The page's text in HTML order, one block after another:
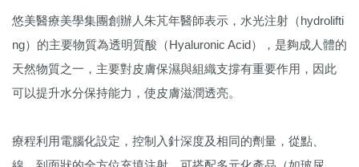
悠美醫療美學集團創辦人朱芃年醫師表示，水光注射（hydrolifti
ng）的主要物質為透明質酸（Hyaluronic Acid），是夠成人體的
天然物質之一，主要對皮膚保濕與組織支撐有重要作用，因此
可以提升水分保持能力，使皮膚滋潤透亮。
療程利用電腦化設定，控制入針深度及相同的劑量，從點、